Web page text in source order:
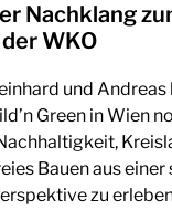
Nachklang
WKO
und
Green in Wien
Bauen aus einer
zu